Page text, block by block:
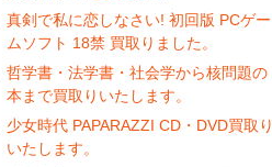
真剣で私に恋しなさい! 初回版 PCゲー
ムソフト 18禁 買取りました。
哲学書・法学書・社会学から核問題の
本まで買取りいたします。
少女時代 PAPARAZZI CD・DVD買取り
いたします。